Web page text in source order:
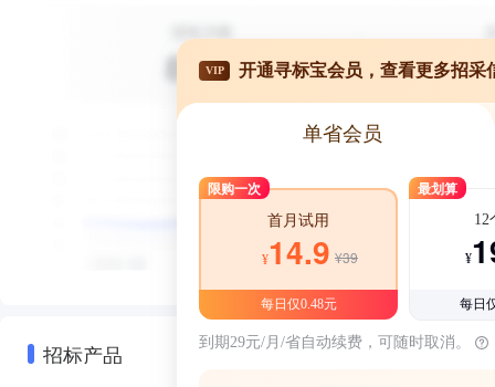
招标产品
VIP 开通寻标宝会员，查看更多招采
单省会员
限购一次
首月试用
¥14.9 ¥39
每日仅0.48元
最划算
12
¥
每日
到期29元/月/省自动续费，可随时取消。